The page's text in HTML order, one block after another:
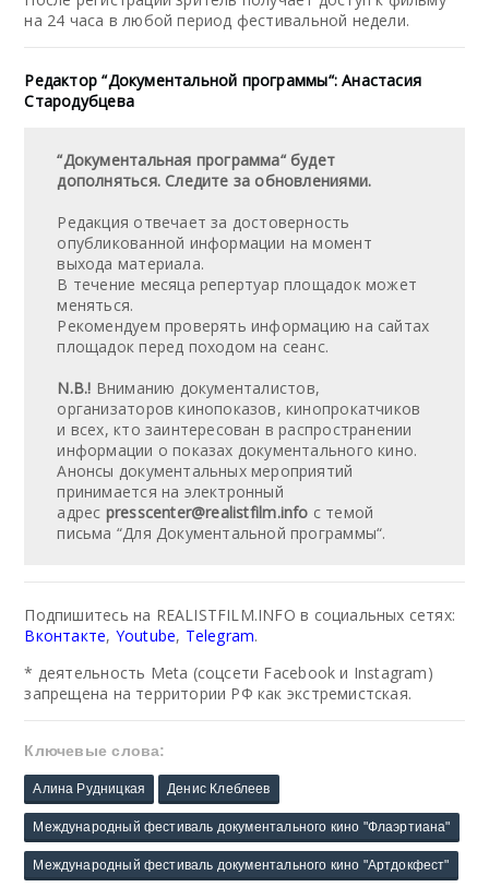
на 24 часа в любой период фестивальной недели.
Редактор “Документальной программы“: Анастасия
Стародубцева
“Документальная программа“ будет
дополняться. Следите за обновлениями.
Редакция отвечает за достоверность
опубликованной информации на момент
выхода материала.
В течение месяца репертуар площадок может
меняться.
Рекомендуем проверять информацию на сайтах
площадок перед походом на сеанс.
N.B.! Вниманию документалистов,
организаторов кинопоказов, кинопрокатчиков
и всех, кто заинтересован в распространении
информации о показах документального кино.
Анонсы документальных мероприятий
принимается на электронный
адрес presscenter@realistfilm.info с темой
письма “Для Документальной программы“.
Подпишитесь на REALISTFILM.INFO в социальных сетях:
Вконтакте, Youtube, Telegram.
* деятельность Meta (соцсети Facebook и Instagram)
запрещена на территории РФ как экстремистская.
Ключевые слова:
Алина Рудницкая Денис Клеблеев
Международный фестиваль документального кино "Флаэртиана"
Международный фестиваль документального кино "Артдокфест"